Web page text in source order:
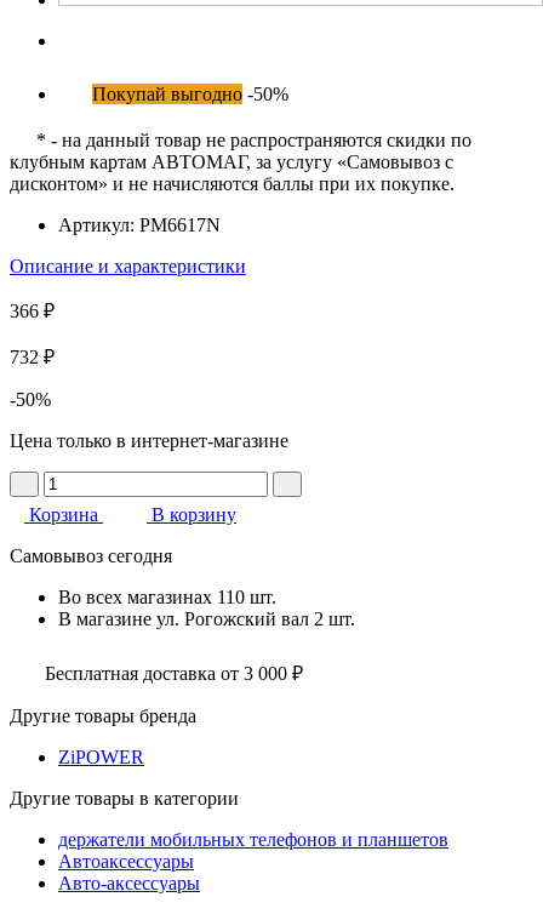
Покупай выгодно -50%
* - на данный товар не распространяются скидки по
клубным картам АВТОМАГ, за услугу «Самовывоз с
дисконтом» и не начисляются баллы при их покупке.
Артикул: PM6617N
Описание и характеристики
366 ₽
732 ₽
-50%
Цена только в интернет-магазине
Корзина
В корзину
Самовывоз сегодня
Во всех магазинах 110 шт.
В магазине ул. Рогожский вал 2 шт.
Бесплатная доставка от 3 000 ₽
Другие товары бренда
ZiPOWER
Другие товары в категории
держатели мобильных телефонов и планшетов
Автоаксессуары
Авто-аксессуары